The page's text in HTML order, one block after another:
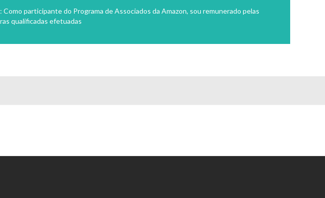
Como participante do Programa de Associados da Amazon, sou remunerado pelas
qualificadas efetuadas